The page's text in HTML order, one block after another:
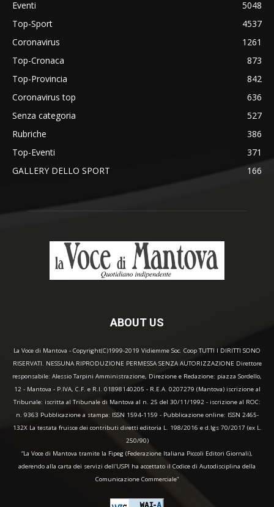
Eventi
5048
Top-Sport
4537
Coronavirus
1261
Top-Cronaca
873
Top-Provincia
842
Coronavirus top
636
Senza categoria
527
Rubriche
386
Top-Eventi
371
GALLERY DELLO SPORT
166
ABOUT US
La Voce di Mantova - Copyright(C)1999-2019 Vidiemme Soc. Coop TUTTI I DIRITTI SONO
RISERVATI. NESSUNA RIPRODUZIONE PERMESSA SENZA AUTORIZZAZIONE Direttore
responsabile: Alessio Tarpini Amministrazione, Direzione e Redazione: piazza Sordello,
12 - Mantova - P.IVA, C.F. e R.I. 01898140205 - R.E.A. 0207279 (Mantova) iscrizione al
Tribunale: iscritta al Tribunale di Mantova al n. 25 del 30/11/1992 - iscrizione al ROC:
n. 9363 Pubblicazione a stampa: ISSN 1594-1159 - Pubblicazione online: ISSN 2465-
132X La testata fruisce dei contributi diretti editoria L. 198/2016 e d.lgs 70/2017 (ex L.
250/90)
“La Voce di Mantova tramite la Fipeg (Federazione Italiana Piccoli Editori Giornali),
aderendo alla carta dei servizi dell'USPI ha accettato il Codice di Autodisciplina della
Comunicazione Commerciale"